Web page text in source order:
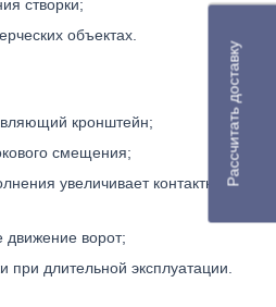
створки;
объектах.
кронштейн;
смещения;
увеличивает контактную
движение ворот;
при длительной эксплуатации.
Рассчитать доставку